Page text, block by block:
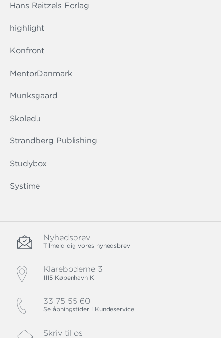
Hans Reitzels Forlag
highlight
Konfront
MentorDanmark
Munksgaard
Skoledu
Strandberg Publishing
Studybox
Systime
Nyhedsbrev
Tilmeld dig vores nyhedsbrev
Klareboderne 3
1115 København K
33 75 55 60
Se åbningstider i Kundeservice
Skriv til os